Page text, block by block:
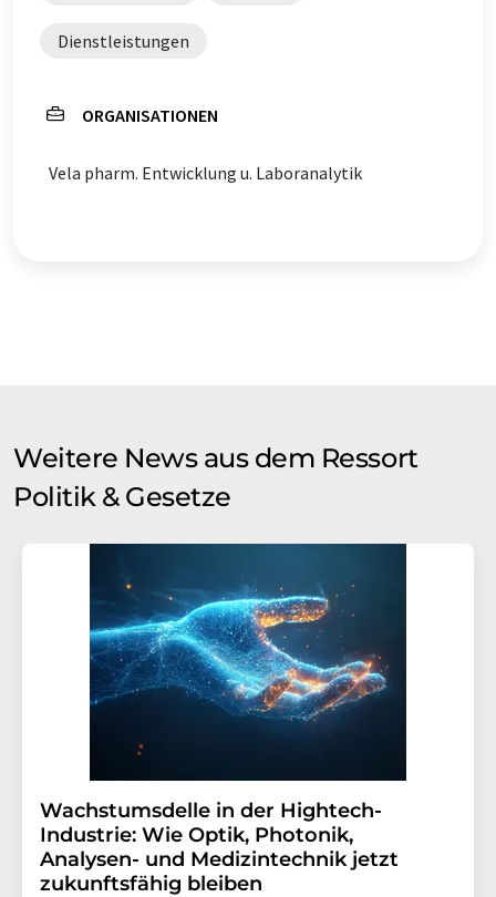
Dienstleistungen
ORGANISATIONEN
Vela pharm. Entwicklung u. Laboranalytik
Weitere News aus dem Ressort
Politik & Gesetze
Wachstumsdelle in der Hightech-
Industrie: Wie Optik, Photonik,
Analysen- und Medizintechnik jetzt
zukunftsfähig bleiben